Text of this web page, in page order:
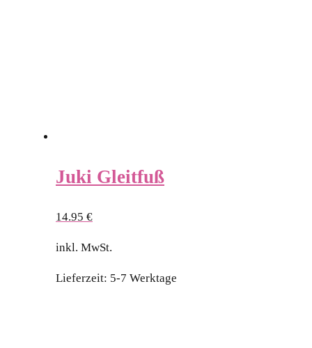
Juki Gleitfuß
14.95 €
inkl. MwSt.
Lieferzeit: 5-7 Werktage